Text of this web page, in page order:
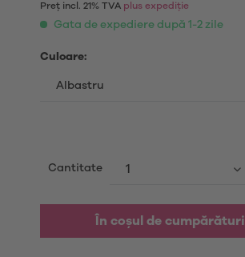
Preț incl. 21% TVA plus expediție
Gata de expediere după 1-2 zile
Culoare:
Cantitate
În coșul de cumpărături